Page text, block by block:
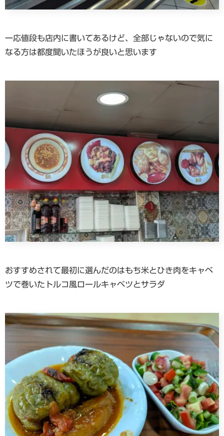
一応値段も店内に書いてあるけど、全部じゃないので気に
なる方は都度聞いたほうが良いと思います
おすすめされて最初に選んだのはもち米とひき肉をキャベ
ツで巻いたトルコ風ロールキャベツとサラダ